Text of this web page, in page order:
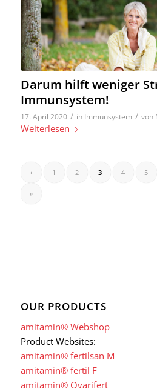
Darum hilft weniger
Immunsystem!
17. April 2020 / in Immunsystem / von
Weiterlesen
‹ 1 2 3 4 5
»
OUR PRODUCTS
amitamin® Webshop
Product Websites:
amitamin® fertilsan M
amitamin® fertil F
amitamin® Ovarifert